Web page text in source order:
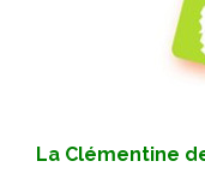
La Clémentine